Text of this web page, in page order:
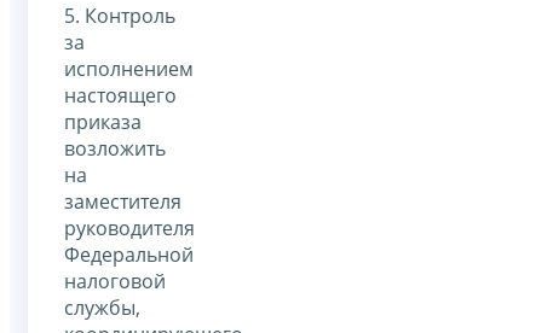
5. Контроль
за
исполнением
настоящего
приказа
возложить
на
заместителя
руководителя
Федеральной
налоговой
службы,